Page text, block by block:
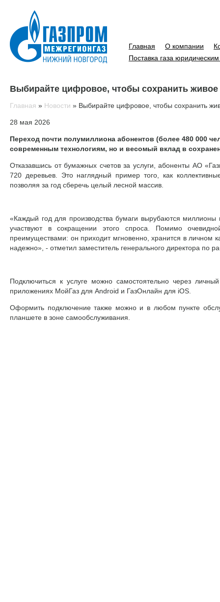
Главная О компании
Поставка газа
Выбирайте цифровое, чтобы сохранить живое
Главная » Новости » Выбирайте цифровое, чтобы сохранить
28 мая 2026
Переход почти полумиллиона абонентов (более 480 000
современным технологиям, но и весомый вклад в
Отказавшись от бумажных счетов за услуги, абоненты АО
720 деревьев. Это наглядный пример того, как
позволяя за год сберечь целый лесной массив.
«Каждый год для производства бумаги вырубаются
участвуют в сокращении этого спроса. Помимо
преимуществами: он приходит мгновенно, хранится в личном
надежно», - отметил заместитель генерального директора по
Подключиться к услуге можно самостоятельно через
приложениях МойГаз для Android и ГазОнлайн для iOS.
Оформить подключение также можно и в любом пункте
планшете в зоне самообслуживания.